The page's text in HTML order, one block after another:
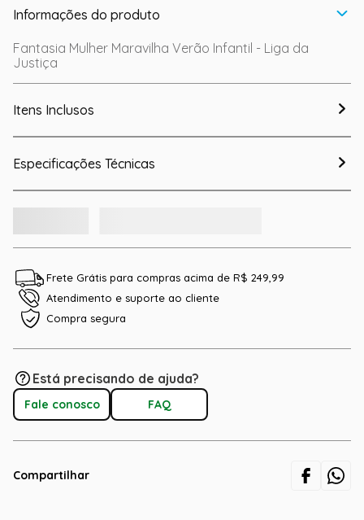
Informações do produto
Fantasia Mulher Maravilha Verão Infantil - Liga da
Justiça
Itens Inclusos
Especificações Técnicas
Frete Grátis para compras acima de R$ 249,99
Atendimento e suporte ao cliente
Compra segura
Está precisando de ajuda?
Fale conosco FAQ
Compartilhar